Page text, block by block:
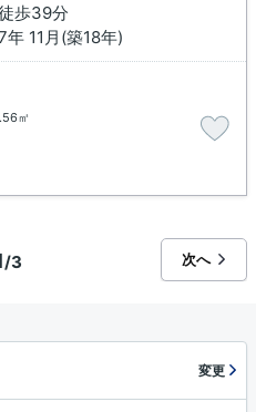
歩39分
11月(築18年)
㎡
/3 次へ
変更